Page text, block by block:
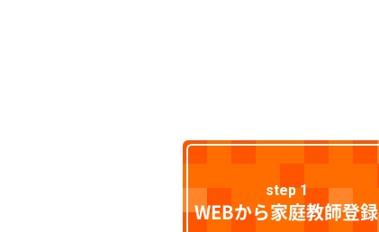
step 1
WEBから家庭教師登録